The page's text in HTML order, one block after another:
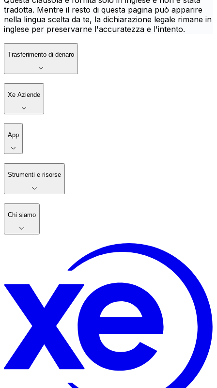
tradotta. Mentre il resto di questa pagina può apparire
nella lingua scelta da te, la dichiarazione legale rimane in
inglese per preservarne l'accuratezza e l'intento.
Trasferimento di denaro
Xe Aziende
App
Strumenti e risorse
Chi siamo